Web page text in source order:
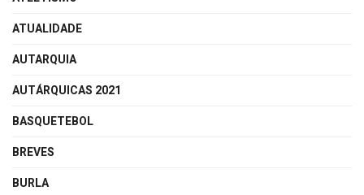
ATUALIDADE
AUTARQUIA
AUTÁRQUICAS 2021
BASQUETEBOL
BREVES
BURLA